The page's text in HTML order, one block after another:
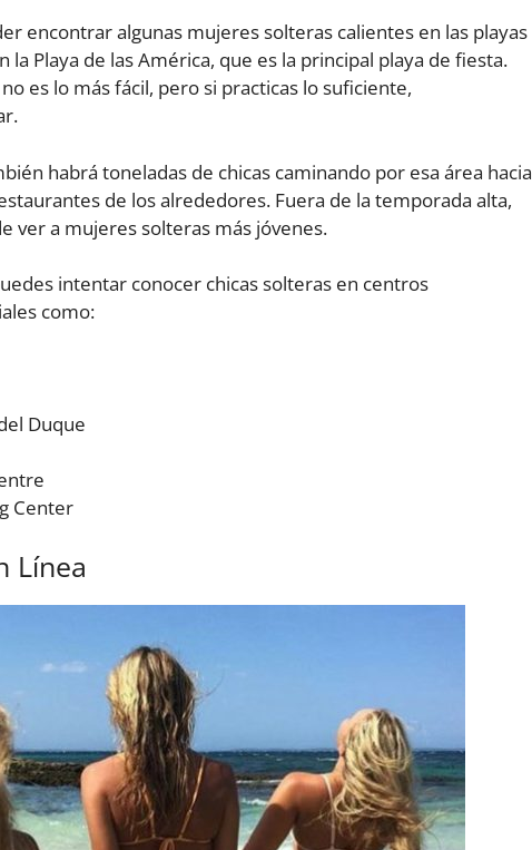
encontrar algunas mujeres solteras calientes en las playas
Playa de las América, que es la principal playa de fiesta.
es lo más fácil, pero si practicas lo suficiente,
habrá toneladas de chicas caminando por esa área hacia
de los alrededores. Fuera de la temporada alta,
ver a mujeres solteras más jóvenes.
intentar conocer chicas solteras en centros
como:
Duque
Center
Línea